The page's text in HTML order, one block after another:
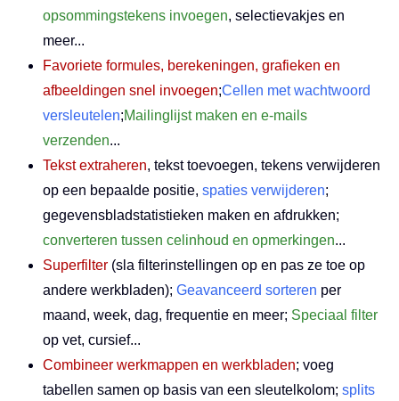
opsommingstekens invoegen, selectievakjes en
meer...
Favoriete formules, berekeningen, grafieken en
afbeeldingen snel invoegen;Cellen met wachtwoord
versleutelen;Mailinglijst maken en e-mails
verzenden...
Tekst extraheren, tekst toevoegen, tekens verwijderen
op een bepaalde positie, spaties verwijderen;
gegevensbladstatistieken maken en afdrukken;
converteren tussen celinhoud en opmerkingen...
Superfilter (sla filterinstellingen op en pas ze toe op
andere werkbladen); Geavanceerd sorteren per
maand, week, dag, frequentie en meer; Speciaal filter
op vet, cursief...
Combineer werkmappen en werkbladen; voeg
tabellen samen op basis van een sleutelkolom; splits